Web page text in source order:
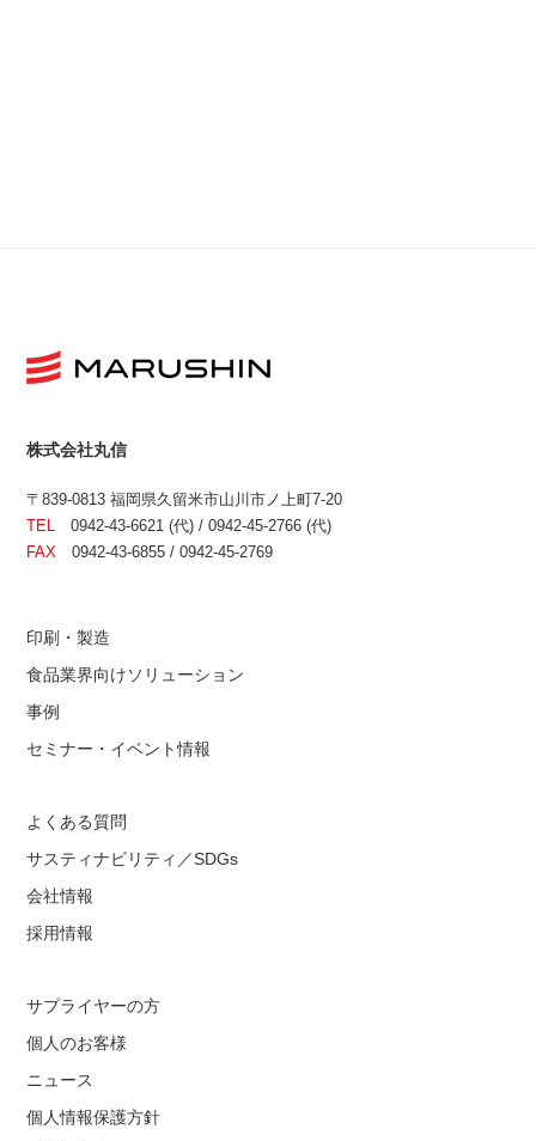
株式会社丸信
〒839-0813 福岡県久留米市山川市ノ上町7-20
TEL
0942-43-6621 (代) / 0942-45-2766 (代)
FAX 0942-43-6855 / 0942-45-2769
印刷・製造
食品業界向けソリューション
事例
セミナー・イベント情報
よくある質問
サスティナビリティ／SDGs
会社情報
採用情報
サプライヤーの方
個人のお客様
ニュース
個人情報保護方針